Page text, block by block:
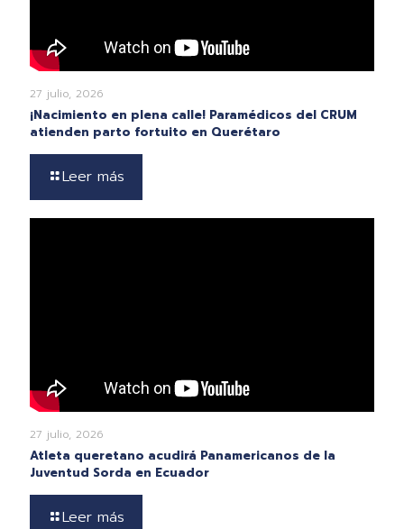
27 julio, 2026
¡Nacimiento en plena calle! Paramédicos del CRUM
atienden parto fortuito en Querétaro
Leer más
27 julio, 2026
Atleta queretano acudirá Panamericanos de la
Juventud Sorda en Ecuador
Leer más